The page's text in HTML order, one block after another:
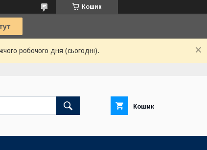
Кошик
робочого дня (сьогодні).
Кошик